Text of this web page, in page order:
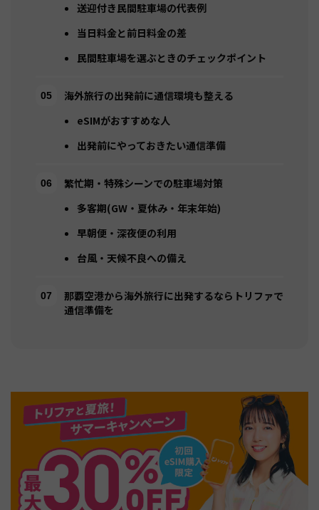
送迎付き民間駐車場の代表例
当日料金と前日料金の差
民間駐車場を選ぶときのチェックポイント
海外旅行の出発前に通信環境も整える
eSIMがおすすめな人
出発前にやっておきたい通信準備
繁忙期・特殊シーンでの駐車場対策
多客期(GW・夏休み・年末年始)
早朝便・深夜便の利用
台風・天候不良への備え
那覇空港から海外旅行に出発するならトリファで
通信準備を